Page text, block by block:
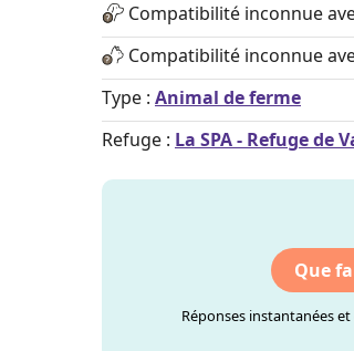
Compatibilité inconnue
Compatibilité inconnue
Type : Animal de ferme
Refuge : La SPA - Refuge de
Que
Réponses instantanées